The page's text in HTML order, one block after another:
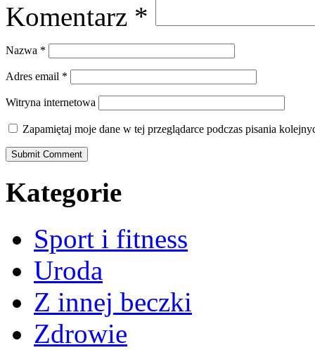
Komentarz *
Nazwa *
Adres email *
Witryna internetowa
Zapamiętaj moje dane w tej przeglądarce podczas pisania
Kategorie
Sport i fitness
Uroda
Z innej beczki
Zdrowie